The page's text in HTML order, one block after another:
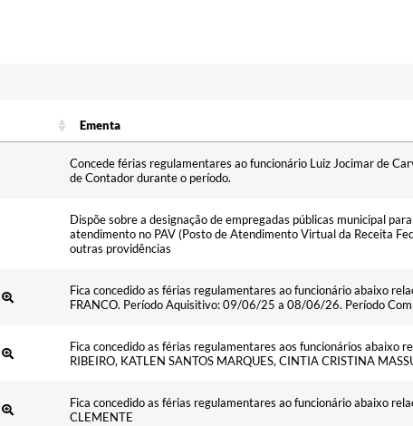
Ementa
Concede férias regulamentares ao funcionário Luiz Jocimar de
de Contador durante o período.
Dispõe sobre a designação de empregadas públicas municipal
atendimento no PAV (Posto de Atendimento Virtual da Receita
outras providências
Fica concedido as férias regulamentares ao funcionário abaixo
FRANCO. Período Aquisitivo: 09/06/25 a 08/06/26. Período
Fica concedido as férias regulamentares aos funcionários abaixo
RIBEIRO, KATLEN SANTOS MARQUES, CINTIA CRISTINA
Fica concedido as férias regulamentares ao funcionário abaixo
CLEMENTE